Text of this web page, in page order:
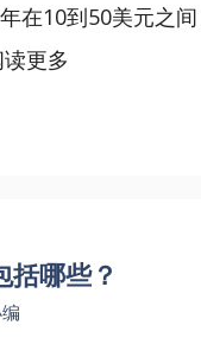
在10到50美元之
读更多
哪些？